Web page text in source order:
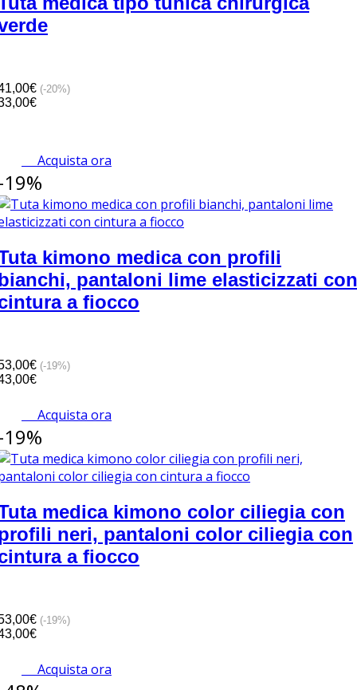
(-20%)
Acquista ora
kimono medica con profili
pantaloni lime elasticizzati con
a fiocco
(-19%)
Acquista ora
medica kimono color ciliegia con
neri, pantaloni color ciliegia con
a fiocco
(-19%)
Acquista ora